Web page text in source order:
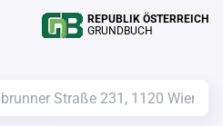
REPUBLIK ÖSTERREICH
GRUNDBUCH